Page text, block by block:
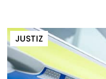
JUSTIZ